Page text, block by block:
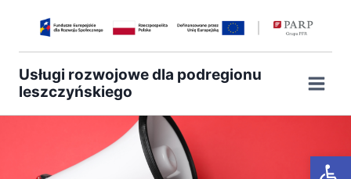
treści
Usługi rozwojowe dla podregionu
leszczyńskiego